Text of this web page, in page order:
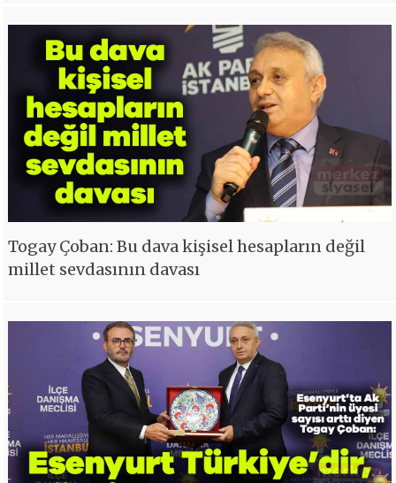
Togay Çoban: Bu dava kişisel hesapların değil
millet sevdasının davası